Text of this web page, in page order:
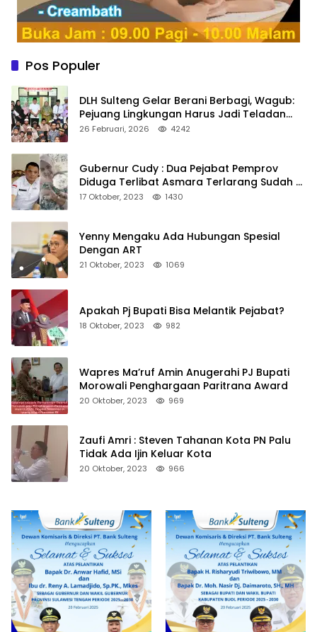
Pos Populer
DLH Sulteng Gelar Berani Berbagi, Wagub:
Pejuang Lingkungan Harus Jadi Teladan
Kepedulian
26 Februari, 2026 4242
Gubernur Cudy : Dua Pejabat Pemprov
Diduga Terlibat Asmara Terlarang Sudah di
Non Job
17 Oktober, 2023 1430
Yenny Mengaku Ada Hubungan Spesial
Dengan ART
21 Oktober, 2023 1069
Apakah Pj Bupati Bisa Melantik Pejabat?
18 Oktober, 2023 982
Wapres Ma’ruf Amin Anugerahi PJ Bupati
Morowali Penghargaan Paritrana Award
20 Oktober, 2023 969
Zaufi Amri : Steven Tahanan Kota PN Palu
Tidak Ada Ijin Keluar Kota
20 Oktober, 2023 966